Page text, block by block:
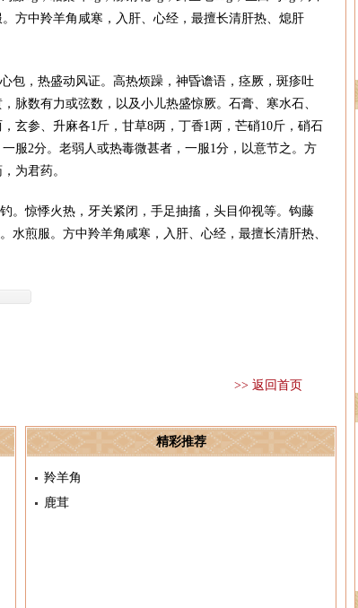
方中羚羊角咸寒，入肝、心经，最擅长清肝热、熄肝
包，热盛动风证。高热烦躁，神昏谵语，痉厥，斑疹吐
脉数有力或弦数，以及小儿热盛惊厥。石膏、寒水石、
玄参、升麻各1斤，甘草8两，丁香1两，芒硝10斤，硝石
服2分。老弱人或热毒微甚者，一服1分，以意节之。方
，为君药。
。惊悸火热，牙关紧闭，手足抽搐，头目仰视等。钩藤
水煎服。方中羚羊角咸寒，入肝、心经，最擅长清肝热、
>> 返回首页
精彩推荐
羚羊角
鹿茸